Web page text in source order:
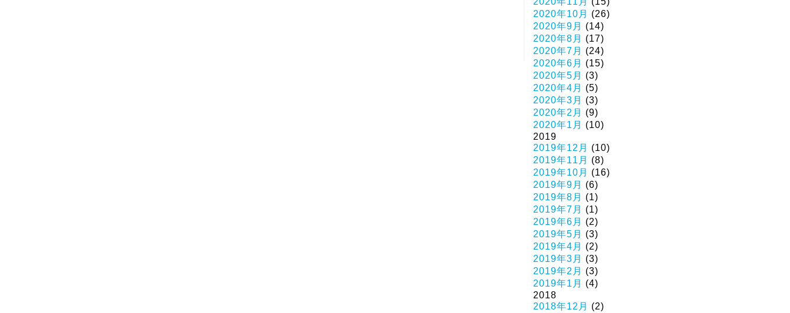
2020年10月
(26)
2020年9月
(14)
2020年8月
(17)
2020年7月
(24)
2020年6月
(15)
2020年5月
(3)
2020年4月
(5)
2020年3月
(3)
2020年2月
(9)
2020年1月
(10)
2019
2019年12月
(10)
2019年11月
(8)
2019年10月
(16)
2019年9月
(6)
2019年8月
(1)
2019年7月
(1)
2019年6月
(2)
2019年5月
(3)
2019年4月
(2)
2019年3月
(3)
2019年2月
(3)
2019年1月
(4)
2018
2018年12月
(2)